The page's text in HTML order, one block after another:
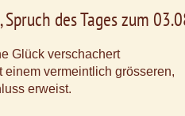
des Tages zum
Glück verschachert
einem vermeintlich grösseren,
erweist.